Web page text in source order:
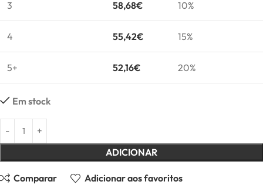
3 58,68€ 10%
4 55,42€ 15%
5+ 52,16€ 20%
Em stock
ADICIONAR
Comparar Adicionar aos favoritos